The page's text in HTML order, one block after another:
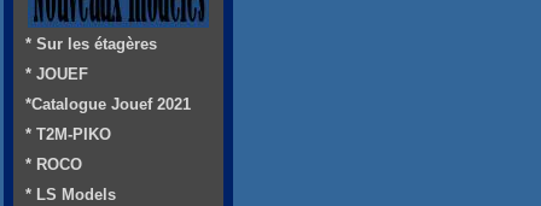
* Sur les étagères
* JOUEF
*Catalogue Jouef 2021
* T2M-PIKO
* ROCO
* LS Models